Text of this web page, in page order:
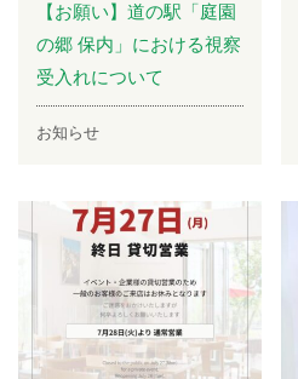
【お願い】道の駅「庭園
の郷 保内」における視察
受入れについて
お知らせ